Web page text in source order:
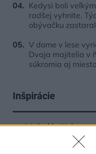
Kedysi boli
radšej vyhnite.
obývačku
V dome v lese
Dvaja majitelia v
súkromia aj
Inšpirácie
predsieň,sklo,biela